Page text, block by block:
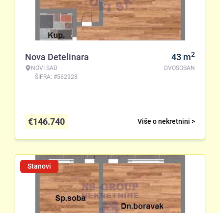
Nova Detelinara
NOVI SAD
ŠIFRA: #562928
43 m2
DVOSOBAN
Više o nekretnini >
€146.740
Stanovi